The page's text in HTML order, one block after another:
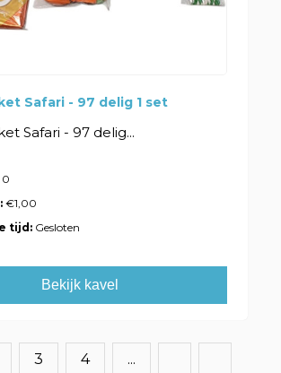
Safari - 97 delig 1 set
Safari - 97 delig...
0
€1,00
tijd: Gesloten
Bekijk kavel
3 4 ...